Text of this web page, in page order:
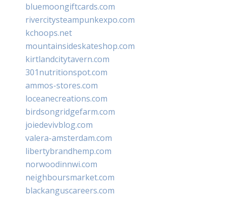
bluemoongiftcards.com
rivercitysteampunkexpo.com
kchoops.net
mountainsideskateshop.com
kirtlandcitytavern.com
301nutritionspot.com
ammos-stores.com
loceanecreations.com
birdsongridgefarm.com
joiedevivblog.com
valera-amsterdam.com
libertybrandhemp.com
norwoodinnwi.com
neighboursmarket.com
blackanguscareers.com